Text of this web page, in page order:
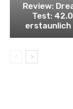
Review:
Test:
erstaunlich